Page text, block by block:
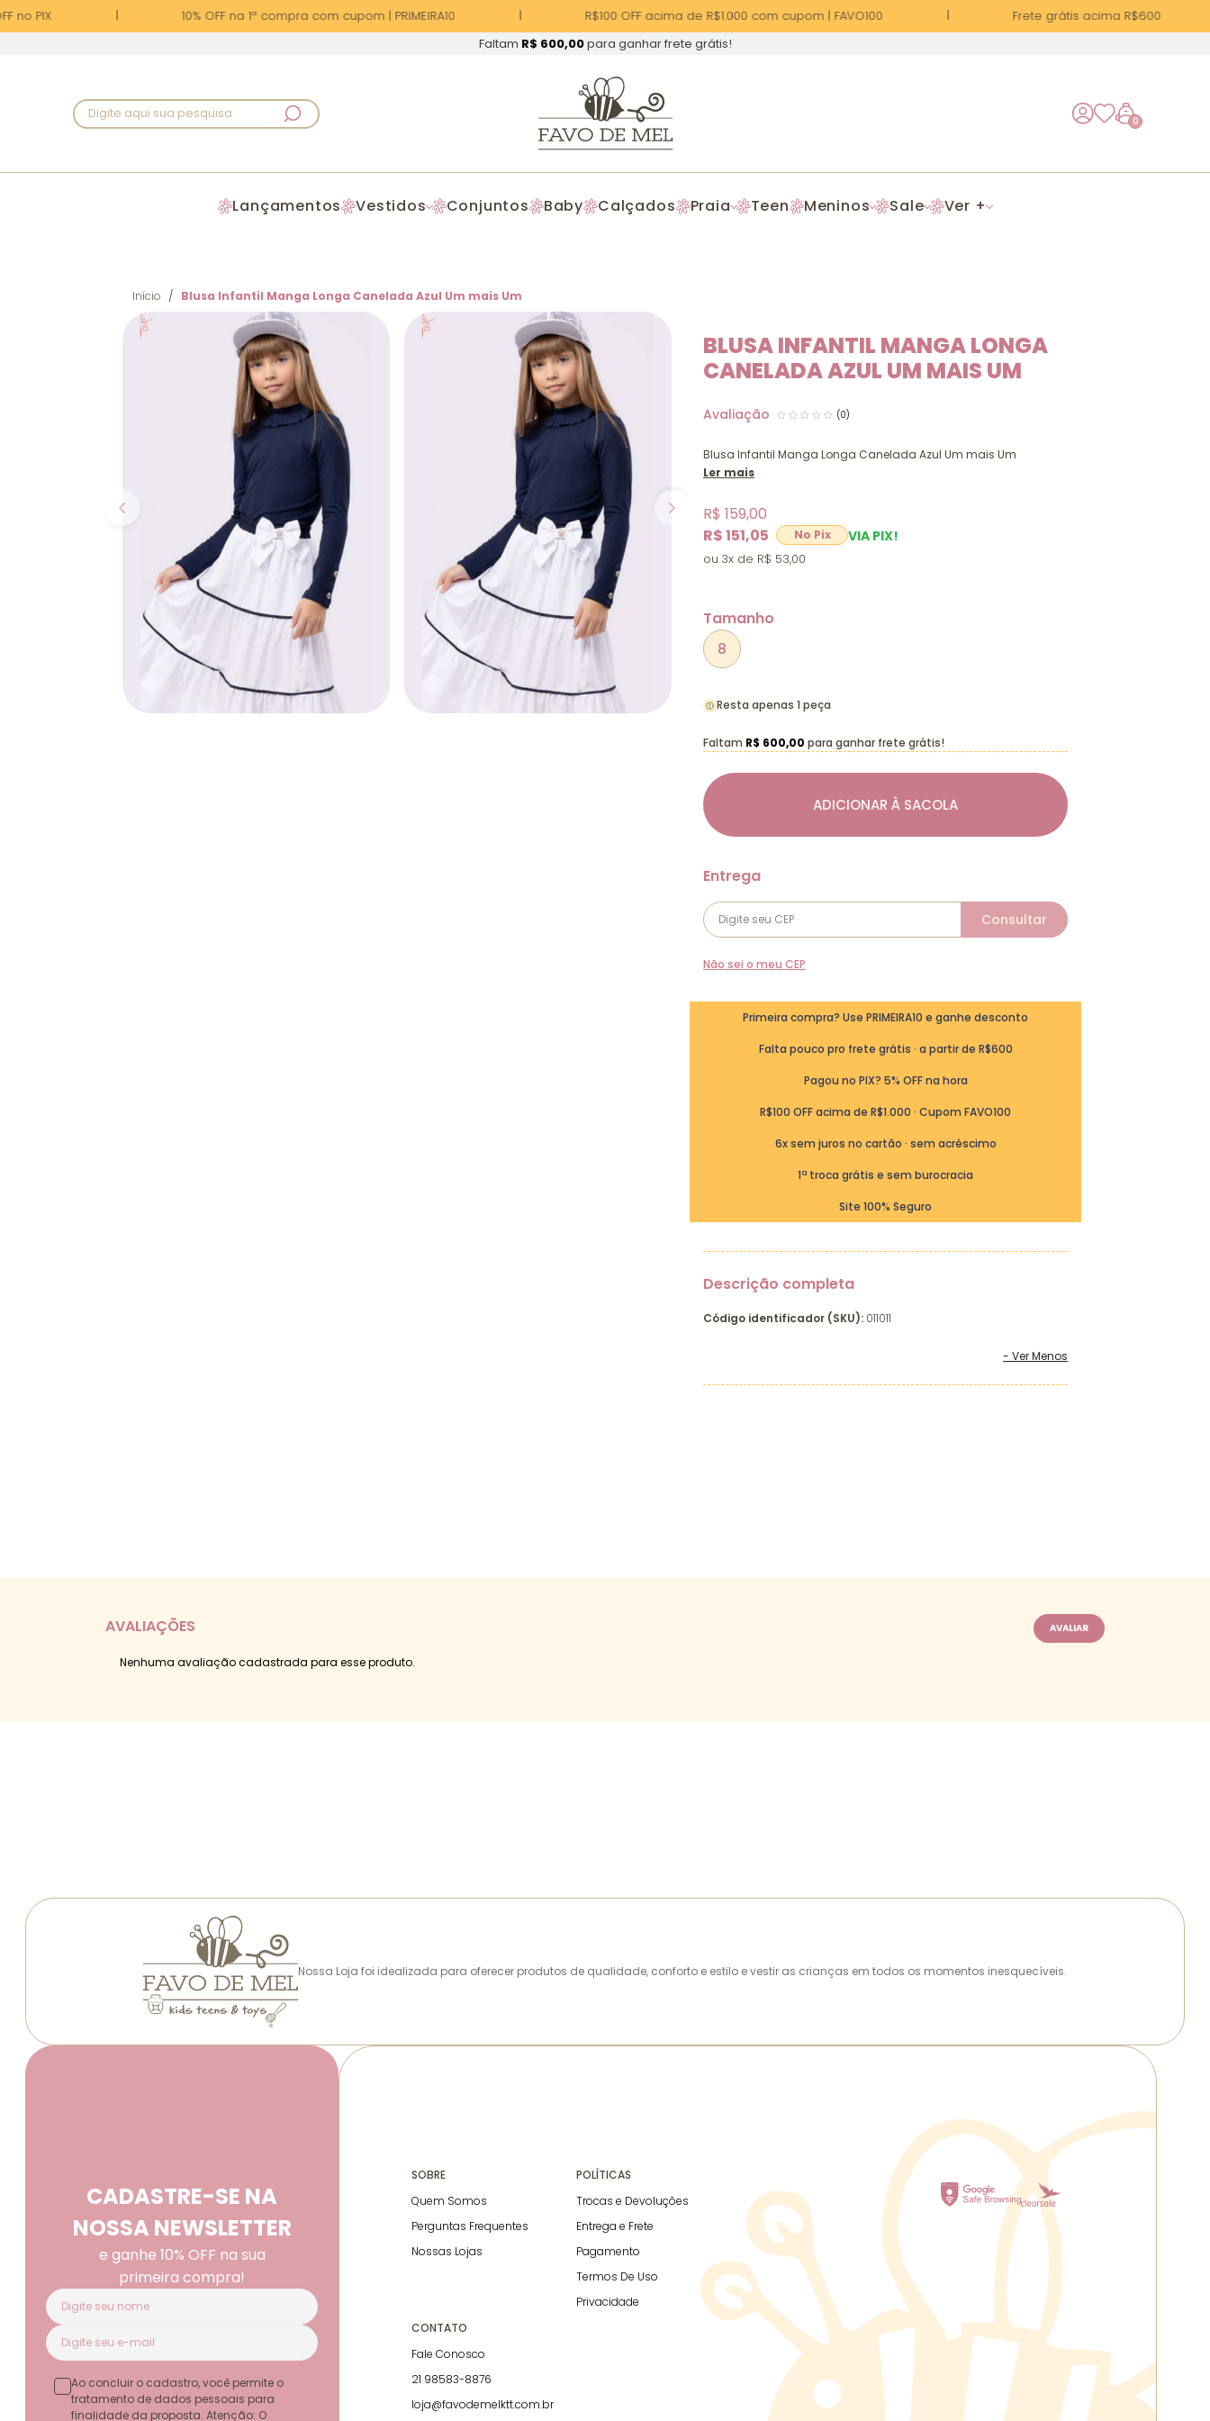
no PIX 10% OFF na 1ª compra com cupom | PRIMEIRA10 R$100 OFF acima de R$1.000 com cupom | FAVO100
Frete grátis acima R$600
Faltam R$ 600,00para ganhar frete grátis!
Digite aqui sua pesquisa 0
Lançamentos Vestidos Conjuntos Baby Calçados Praia Teen Meninos Sale Ver +
Início Blusa Infantil Manga Longa Canelada Azul Um mais Um
BLUSA INFANTIL MANGA LONGA
CANELADA AZUL UM MAIS UM
(0)
Blusa Infantil Manga Longa Canelada Azul Um mais Um
Ler mais
R$ 151,05 VIA PIX!
R$ 159,00
3x R$ 53,00
Tamanho
8
ADICIONAR À SACOLA
Resta apenas 1 peça
Faltam R$ 600,00 para ganhar frete grátis!
Não sei o meu CEP
Primeira compra? Use PRIMEIRA10 e ganhe desconto
Falta pouco pro frete grátis · a partir de R$600
Pagou no PIX? 5% OFF na hora
R$100 OFF acima de R$1.000 · Cupom FAVO100
6x sem juros no cartão · sem acréscimo
1ª troca grátis e sem burocracia
Site 100% Seguro
Descrição completa
Código identificador (SKU): 011011
AVALIAÇÕES
Nenhuma avaliação cadastrada para esse produto.
Nossa Loja foi idealizada para oferecer produtos de qualidade, conforto e estilo e vestir as crianças em todos os momentos inesquecíveis.
CADASTRE-SE NA
NOSSA NEWSLETTER
e ganhe 10% OFF na sua
primeira compra!
Ao concluir o cadastro, você permite o
tratamento de dados pessoais para
finalidade da proposta. Atenção: O
SOBRE
Quem Somos
Perguntas Frequentes
Nossas Lojas
POLÍTICAS
Trocas e Devoluções
Entrega e Frete
Pagamento
Termos De Uso
Privacidade
CONTATO
Fale Conosco
21 98583-8876
loja@favodemelktt.com.br